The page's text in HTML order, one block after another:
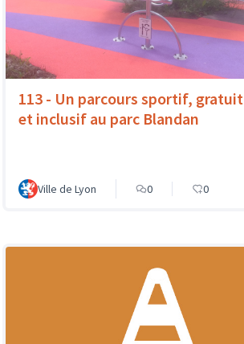
113 - Un parcours sportif, gratuit
et inclusif au parc Blandan
Ville de Lyon 0 0